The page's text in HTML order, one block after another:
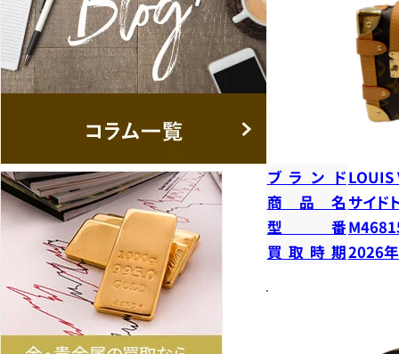
ブランドLOUIS
商品名 サイド
型番
買取時期2026